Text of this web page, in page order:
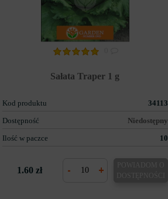
Sałata Traper 1 g
Kod produktu
34113
Dostępność
Niedostępny
Ilość w paczce
10
1.60 zł +
-
POWIADOM O
DOSTĘPNOŚCI